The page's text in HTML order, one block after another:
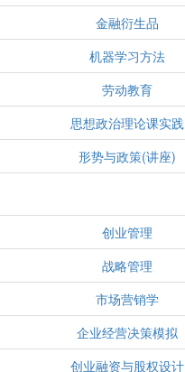
金融衍生品
机器学习方法
劳动教育
思想政治理论课实践
形势与政策(讲座)
创业管理
战略管理
市场营销学
企业经营决策模拟
创业融资与股权设计